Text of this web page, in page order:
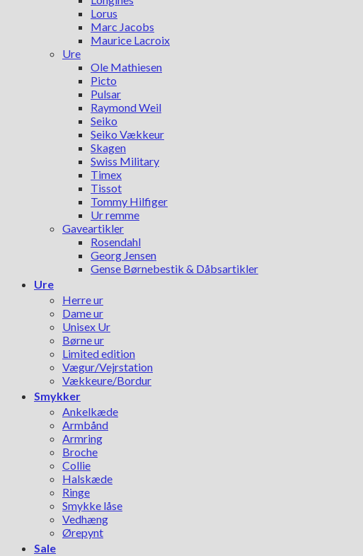
Lorus
Marc Jacobs
Maurice Lacroix
Ure
Ole Mathiesen
Picto
Pulsar
Raymond Weil
Seiko
Seiko Vækkeur
Skagen
Swiss Military
Timex
Tissot
Tommy Hilfiger
Ur remme
Gaveartikler
Rosendahl
Georg Jensen
Gense Børnebestik & Dåbsartikler
Ure
Herre ur
Dame ur
Unisex Ur
Børne ur
Limited edition
Vægur/Vejrstation
Vækkeure/Bordur
Smykker
Ankelkæde
Armbånd
Armring
Broche
Collie
Halskæde
Ringe
Smykke låse
Vedhæng
Ørepynt
Sale